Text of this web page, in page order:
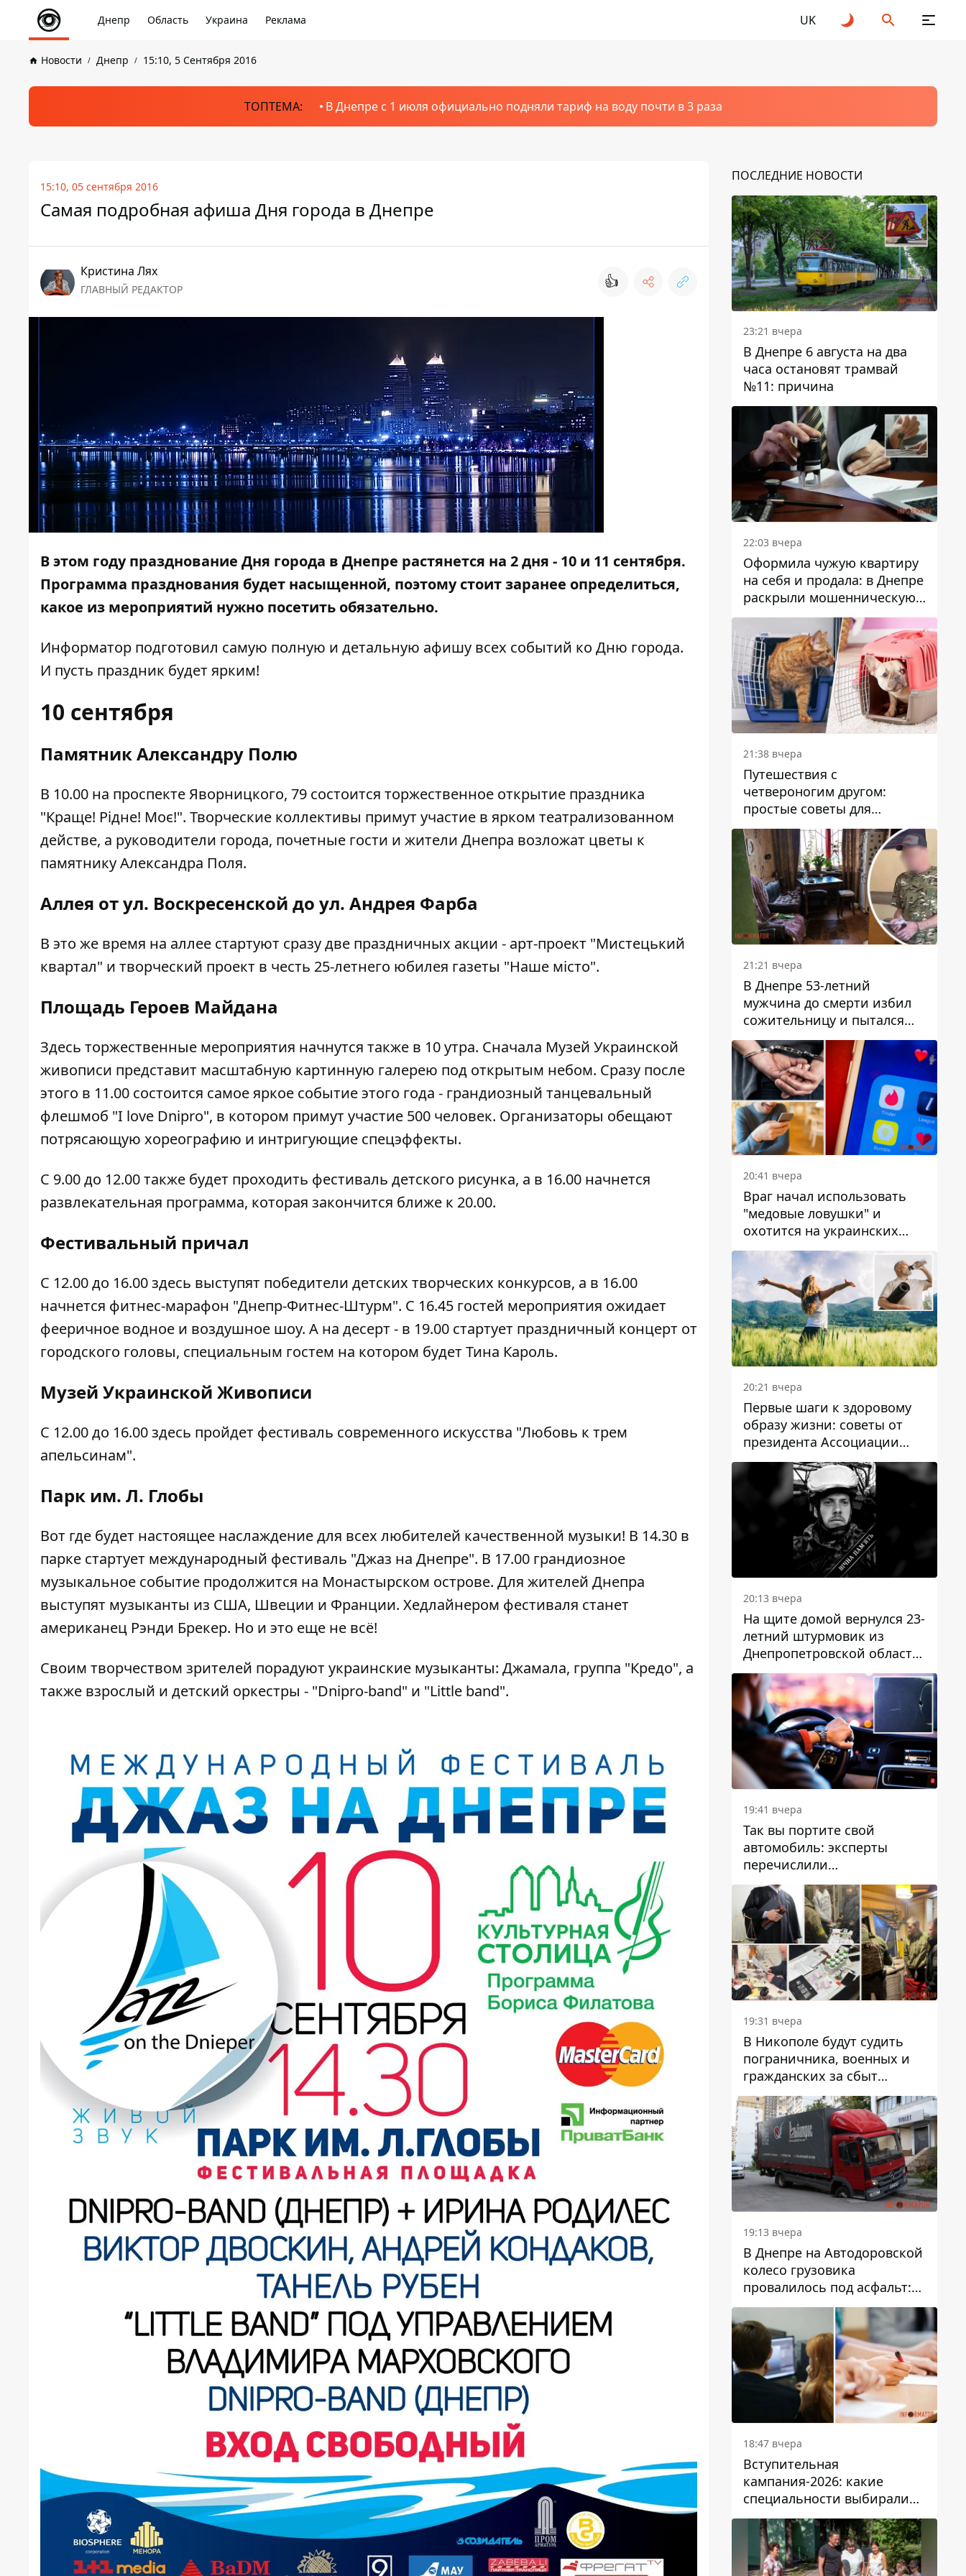
Днепр Область Украина Реклама UK
Новости Днепр 15:10, 5 Сентября 2016
ТОПТЕМА: В Днепре с 1 июля официально подняли тариф на воду почти в 3 раза
15:10, 05 сентября 2016
Самая подробная афиша Дня города в Днепре
Кристина Лях
ГЛАВНЫЙ РЕДАКТОР 👍
В этом году празднование Дня города в Днепре растянется на 2 дня - 10 и 11 сентября.
Программа празднования будет насыщенной, поэтому стоит заранее определиться,
какое из мероприятий нужно посетить обязательно.
Информатор подготовил самую полную и детальную афишу всех событий ко Дню города.
И пусть праздник будет ярким!
10 сентября
Памятник Александру Полю
В 10.00 на проспекте Яворницкого, 79 состоится торжественное открытие праздника
"Краще! Рідне! Моє!". Творческие коллективы примут участие в ярком театрализованном
действе, а руководители города, почетные гости и жители Днепра возложат цветы к
памятнику Александра Поля.
Аллея от ул. Воскресенской до ул. Андрея Фарба
В это же время на аллее стартуют сразу две праздничных акции - арт-проект "Мистецький
квартал" и творческий проект в честь 25-летнего юбилея газеты "Наше місто".
Площадь Героев Майдана
Здесь торжественные мероприятия начнутся также в 10 утра. Сначала Музей Украинской
живописи представит масштабную картинную галерею под открытым небом. Сразу после
этого в 11.00 состоится самое яркое событие этого года - грандиозный танцевальный
флешмоб "I love Dnipro", в котором примут участие 500 человек. Организаторы обещают
потрясающую хореографию и интригующие спецэффекты.
С 9.00 до 12.00 также будет проходить фестиваль детского рисунка, а в 16.00 начнется
развлекательная программа, которая закончится ближе к 20.00.
Фестивальный причал
С 12.00 до 16.00 здесь выступят победители детских творческих конкурсов, а в 16.00
начнется фитнес-марафон "Днепр-Фитнес-Штурм". С 16.45 гостей мероприятия ожидает
фееричное водное и воздушное шоу. А на десерт - в 19.00 стартует праздничный концерт от
городского головы, специальным гостем на котором будет Тина Кароль.
Музей Украинской Живописи
С 12.00 до 16.00 здесь пройдет фестиваль современного искусства "Любовь к трем
апельсинам".
Парк им. Л. Глобы
Вот где будет настоящее наслаждение для всех любителей качественной музыки! В 14.30 в
парке стартует международный фестиваль "Джаз на Днепре". В 17.00 грандиозное
музыкальное событие продолжится на Монастырском острове. Для жителей Днепра
выступят музыканты из США, Швеции и Франции. Хедлайнером фестиваля станет
американец Рэнди Брекер. Но и это еще не всё!
Своим творчеством зрителей порадуют украинские музыканты: Джамала, группа "Кредо", а
также взрослый и детский оркестры - "Dnipro-band" и "Little band".
ПОСЛЕДНИЕ НОВОСТИ
23:21 вчера
В Днепре 6 августа на два
часа остановят трамвай
№11: причина
22:03 вчера
Оформила чужую квартиру
на себя и продала: в Днепре
раскрыли мошенническую
схему с недвижимостью
21:38 вчера
Путешествия с
четвероногим другом:
простые советы для
поездок с животными
21:21 вчера
В Днепре 53-летний
мужчина до смерти избил
сожительницу и пытался
скрыть преступление:
детали
20:41 вчера
Враг начал использовать
"медовые ловушки" и
охотится на украинских
военнослужащих
20:21 вчера
Первые шаги к здоровому
образу жизни: советы от
президента Ассоциации
диетологов Украины
20:13 вчера
На щите домой вернулся 23-
летний штурмовик из
Днепропетровской области
Богдан Бескровный
19:41 вчера
Так вы портите свой
автомобиль: эксперты
перечислили
распространенные
привычки водителей,
которые на самом деле
вредят машине
19:31 вчера
В Никополе будут судить
пограничника, военных и
гражданских за сбыт
психотропов
19:13 вчера
В Днепре на Автодоровской
колесо грузовика
провалилось под асфальт:
движение заблокировано
18:47 вчера
Вступительная
кампания-2026: какие
специальности выбирали
абитуриенты в Украине